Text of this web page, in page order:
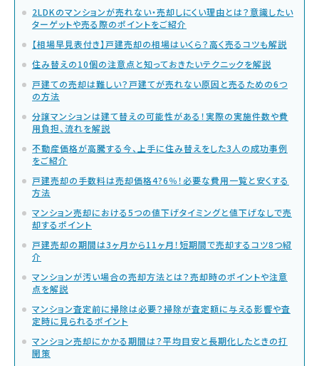
2LDKのマンションが売れない・売却しにくい理由とは？意識したい
ターゲットや売る際のポイントをご紹介
【相場早見表付き】戸建売却の相場はいくら？高く売るコツも解説
住み替えの10個の注意点と知っておきたいテクニックを解説
戸建ての売却は難しい？戸建てが売れない原因と売るための6つ
の方法
分譲マンションは建て替えの可能性がある！実際の実施件数や費
用負担、流れを解説
不動産価格が高騰する今、上手に住み替えをした3人の成功事例
をご紹介
戸建売却の手数料は売却価格4?6％！必要な費用一覧と安くする
方法
マンション売却における5つの値下げタイミングと値下げなしで売
却するポイント
戸建売却の期間は3ヶ月から11ヶ月！短期間で売却するコツ8つ紹
介
マンションが汚い場合の売却方法とは？売却時のポイントや注意
点を解説
マンション査定前に掃除は必要？掃除が査定額に与える影響や査
定時に見られるポイント
マンション売却にかかる期間は？平均目安と長期化したときの打
開策